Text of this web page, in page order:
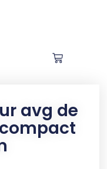
avg de